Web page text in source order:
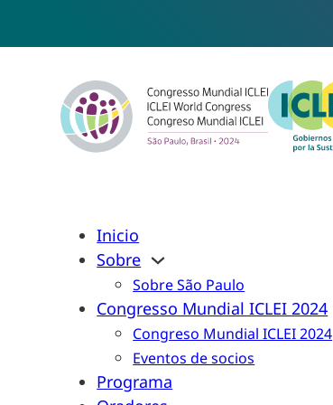
Inicio
Sobre
Sobre São Paulo
Congresso Mundial ICLEI 2024
Congreso Mundial ICLEI 2024
Eventos de socios
Programa